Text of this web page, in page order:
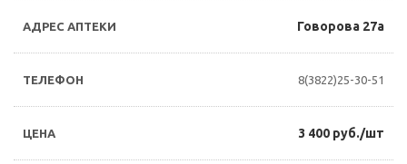
Говорова 27а
8(3822)25-30-51
3 400 руб./шт